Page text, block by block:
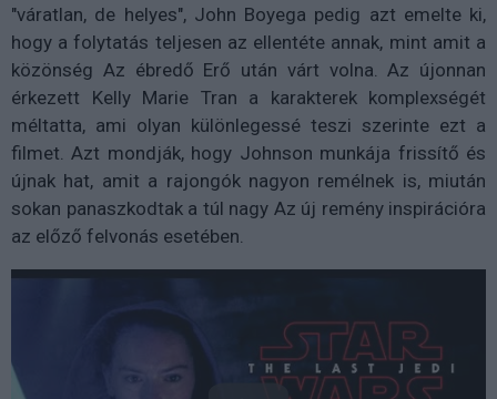
"váratlan, de helyes", John Boyega pedig azt emelte ki,
hogy a folytatás teljesen az ellentéte annak, mint amit a
közönség Az ébredő Erő után várt volna. Az újonnan
érkezett Kelly Marie Tran a karakterek komplexségét
méltatta, ami olyan különlegessé teszi szerinte ezt a
filmet. Azt mondják, hogy Johnson munkája frissítő és
újnak hat, amit a rajongók nagyon remélnek is, miután
sokan panaszkodtak a túl nagy Az új remény inspirációra
az előző felvonás esetében.